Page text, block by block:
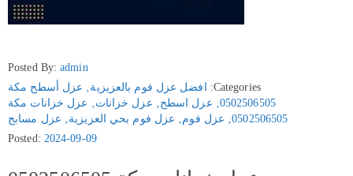
Posted By:admin
Categories:
افضل عزل فوم بالعزيزية‚ عزل أسطح مكة
0502506505
‚ عزل اسطح‚ عزل خزانات‚ عزل خزانات مكة
0502506505
‚ عزل فوم‚ عزل فوم بحي العزيزية‚ عزل مسابح
Posted: 2024-09-09